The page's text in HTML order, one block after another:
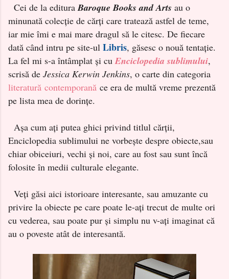
Cei de la editura Baroque Books and Arts au o
minunată colecție de cărți care tratează astfel de teme,
iar mie îmi e mai mare dragul să le citesc. De fiecare
dată când intru pe site-ul Libris, găsesc o nouă tentație.
La fel mi s-a întâmplat și cu Enciclopedia sublimului,
scrisă de Jessica Kerwin Jenkins, o carte din categoria
literatură contemporană ce era de multă vreme prezentă
pe lista mea de dorințe.
Așa cum ați putea ghici privind titlul cărții,
Enciclopedia sublimului ne vorbește despre obiecte,sau
chiar obiceiuri, vechi și noi, care au fost sau sunt încă
folosite în medii culturale elegante.
Veți găsi aici istorioare interesante, sau amuzante cu
privire la obiecte pe care poate le-ați trecut de multe ori
cu vederea, sau poate pur și simplu nu v-ați imaginat că
au o poveste atât de interesantă.